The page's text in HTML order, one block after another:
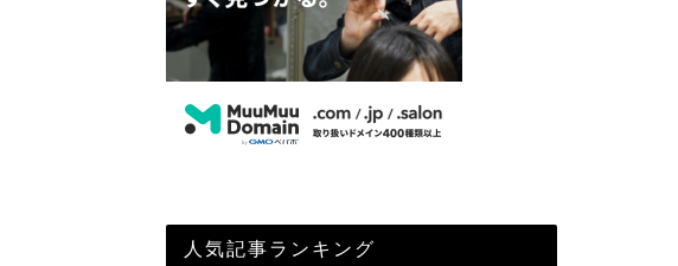
人気記事ランキング